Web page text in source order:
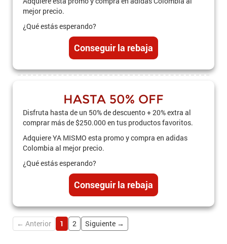
mejor precio.
¿Qué estás esperando?
Conseguir la rebaja
HASTA 50% OFF
Disfruta hasta de un 50% de descuento + 20% extra al
comprar más de $250.000 en tus productos favoritos.
Adquiere YA MISMO esta promo y compra en adidas
Colombia al mejor precio.
¿Qué estás esperando?
Conseguir la rebaja
← Anterior 1 2 Siguiente →